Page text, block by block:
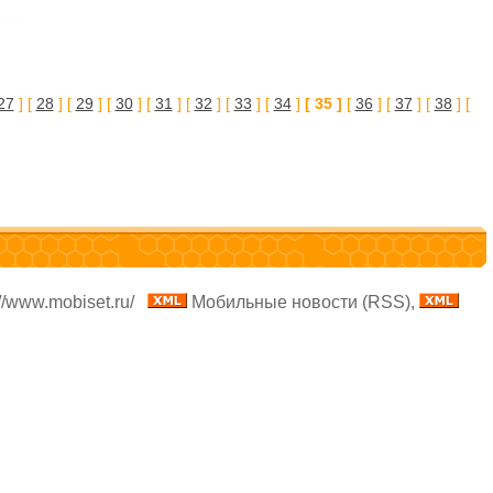
] [ 28 ] [ 29 ] [ 30] [ 31 ] [ 32 ] [ 33 ] [ 34] [ 35 ] [ 36 ] [ 37 ] [ 38 ] [
www.mobiset.ru/
Мобильные новости (RSS),